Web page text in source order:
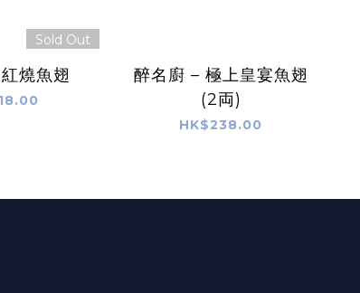
Sold Out
燒魚翅
醉名廚 – 極上皇宴魚翅
(2両)
HK$238.00